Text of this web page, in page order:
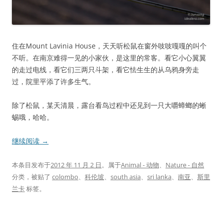
住在Mount Lavinia House，天天听松鼠在窗外吱吱嘎嘎的叫个
不听。在南京难得一见的小家伙，是这里的常客。看它小心翼翼
的走过电线，看它们三两只斗架，看它怯生生的从乌鸦身旁走
过，院里平添了许多生气。
除了松鼠，某天清晨，露台看鸟过程中还见到一只大嚼蟑螂的蜥
蜴哦，哈哈。
继续阅读 →
本条目发布于2012 年 11 月 2 日。属于Animal - 动物、 Nature - 自然
分类，被贴了 colombo、 科伦坡、 south asia、 sri lanka、 南亚、 斯里
兰卡标签。